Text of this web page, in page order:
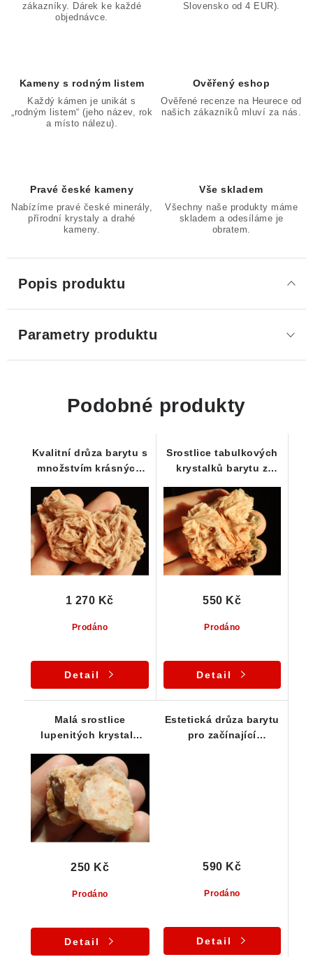
zákazníky. Dárek ke každé
objednávce.
Slovensko od 4 EUR).
Kameny s rodným listem
Každý kámen je unikát s
„rodným listem“ (jeho název, rok
a místo nálezu).
Ověřený eshop
Ověřené recenze na Heurece od
našich zákazníků mluví za nás.
Pravé české kameny
Nabízíme pravé české minerály,
přírodní krystaly a drahé
kameny.
Vše skladem
Všechny naše produkty máme
skladem a odesíláme je
obratem.
Popis produktu
Parametry produktu
Podobné produkty
Kvalitní drůza barytu s
množstvím krásných
Prodáno
1 270 Kč
Detail
Srostlice tabulkových
krystalků barytu z
Prodáno
550 Kč
Detail
Malá srostlice
lupenitých krystalů
Prodáno
250 Kč
Detail
Estetická drůza barytu
pro začínající
Prodáno
590 Kč
Detail